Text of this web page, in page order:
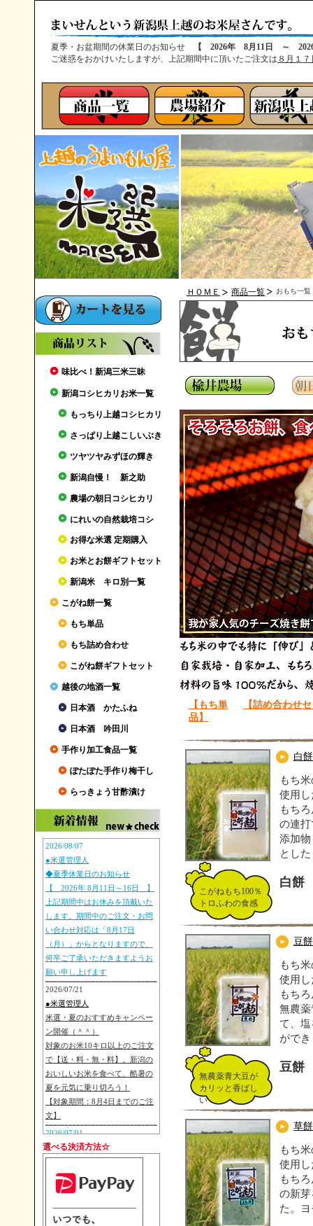
夏季・お盆期間の休業日のお知らせ
【 2026年 8月11日 ～
ご迷惑をおかけいたしますが、上記期間中に頂いたご注文は ８月１
味比べ！新潟三米三昧
新潟コシヒカリお米一覧
もっちり上越コシヒカリ
さっぱり上越こしいぶき
ツヤツヤみずほの輝き
新潟自慢！ 新之助
農場の朝日コシヒカリ
にれいの自然栽培コシ
お得な米選 定期購入
お米とお餅ギフトセット
新潟米 キロ別一覧
こがね餅一覧
もち単品
もち詰め合わせ
こがね餅ギフトセット
越後の地酒一覧
日本酒 かたふね
日本酒 吟田川
手作り加工食品一覧
ぽたぽた手作り梅干し
らっきょう甘酢漬け
2026/08/07
●米選管理人
◆夏季休業日のお知らせ
【 2026年 8月11日～16日 】
上記期間中はお休みを頂戴いた
します。期間中のご注文・お問
い合わせ対応は「8月17日
（月）」からとなりますので、
何卒ご了承いただきますようお
願い申し上げます
2026/07/21
●米選管理人
米選・夏のおすすめキャンペー
ン開催（＾＾）
対象のお米10キロ以上のご注文
で【送・料・無・料】。新潟の
おいしいお米を食べて、酷暑の
夏を元気に乗り切ろう！
【対象期間：8月4日までのご注
文】
2026/07/01
●朝日池農場
【重要予告】次年度のお米市場
価格を反映し、「2026年（令和
8年）度新米発送」より「お米販
細は8月後半より準備ができ次第
選べる決済方法☆
ＨＯＭＥ 商品一覧 おもち一覧
【もち単
品】
【詰め合わせ
こがねもち100％
トロふわの食感
白
もち
使用
もち
の連
添加
とし
白餅
無農薬青大豆が
カリッと香ばし
い
豆
もち
使用
もち
無農
て、
がで
豆餅
草
もち
使用
もち
の新
た。